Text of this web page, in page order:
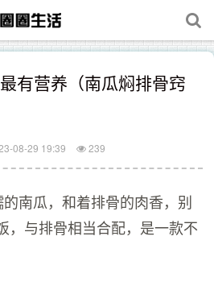
有营养（南瓜焖排骨窍
08-29 19:39 239
南瓜，和着排骨的肉香，别
，与排骨相当合配，是一款不